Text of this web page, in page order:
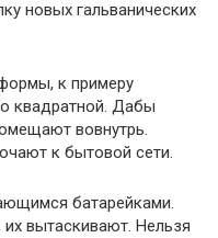
новых гальванических
к примеру
квадратной. Дабы
вовнутрь.
к бытовой сети.
батарейками.
их вытаскивают. Нельзя